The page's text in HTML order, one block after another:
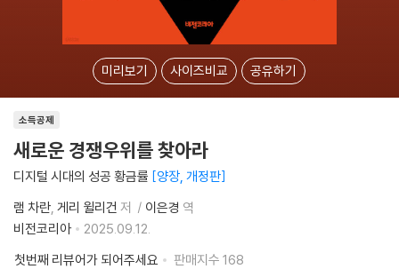
미리보기 사이즈비교 공유하기
소득공제
새로운 경쟁우위를 찾아라
디지털 시대의 성공 황금률 양장, 개정판
램 차란 게리 윌리건 저 이은경 역
비전코리아
2025.09.12.
첫번째 리뷰어가 되어주세요
판매지수 168